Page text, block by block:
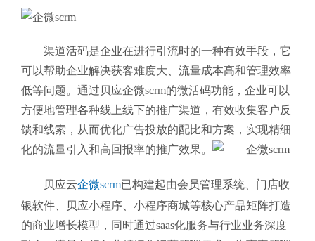
渠道活码是企业在进行引流时的一种有效手段，它
可以帮助企业解决获客难度大、流量成本高和管理效率
低等问题。通过贝应企微scrm的微活码功能，企业可以
方便地管理各种线上线下的推广渠道，有效收集客户反
馈和线索，从而优化广告投放的配比和方案，实现精细
化的流量引入和高回报率的推广效果。
贝应云企微scrm已构建起由会员管理系统、门店收
银软件、贝应小程序、小程序商城等核心产品矩阵打造
的商业增长模型，同时通过saas化服务与行业业务深度